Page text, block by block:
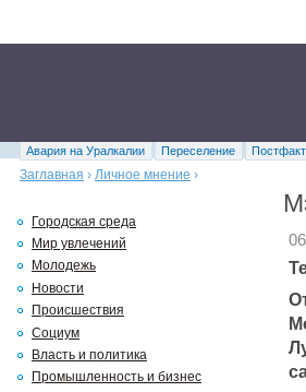
Авария на Уралкалии Переселение
Заглавная › Личное мнение ›
Городская среда
Мир увлечений
Молодежь
Новости
Происшествия
Социум
Власть и политика
Промышленность и бизнес